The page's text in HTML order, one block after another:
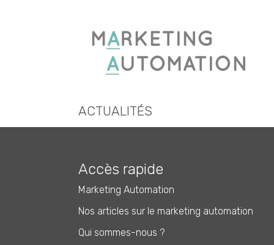
ACTUALITÉS
Accès rapide
Marketing Automation
Nos articles sur le marketing automation
Qui sommes-nous ?